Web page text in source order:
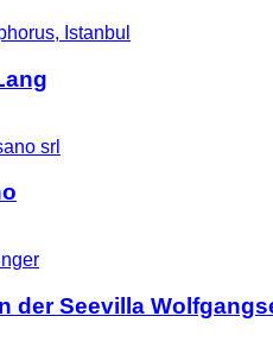
der Seevilla